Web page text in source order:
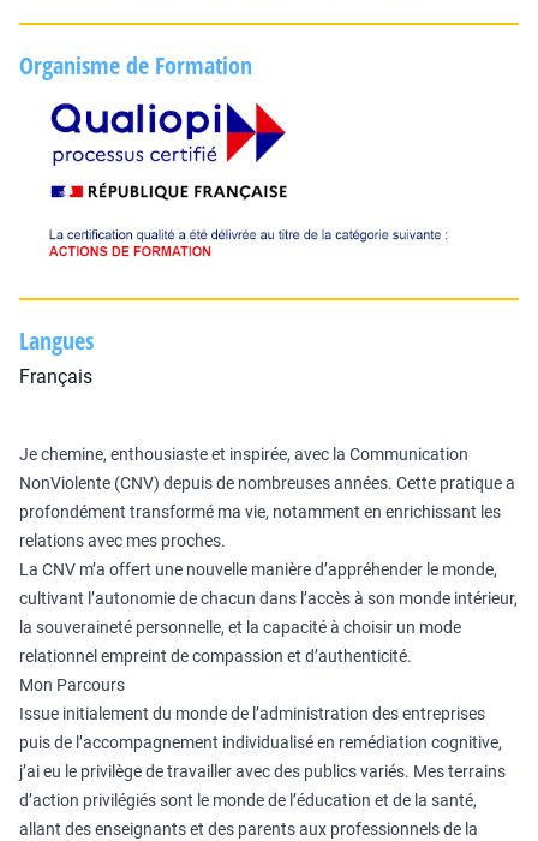
Organisme de Formation
Langues
Français
Je chemine, enthousiaste et inspirée, avec la Communication
NonViolente (CNV) depuis de nombreuses années. Cette pratique a
profondément transformé ma vie, notamment en enrichissant les
relations avec mes proches.
La CNV m’a offert une nouvelle manière d’appréhender le monde,
cultivant l’autonomie de chacun dans l’accès à son monde intérieur,
la souveraineté personnelle, et la capacité à choisir un mode
relationnel empreint de compassion et d’authenticité.
Mon Parcours
Issue initialement du monde de l’administration des entreprises
puis de l’accompagnement individualisé en remédiation cognitive,
j’ai eu le privilège de travailler avec des publics variés. Mes terrains
d’action privilégiés sont le monde de l’éducation et de la santé,
allant des enseignants et des parents aux professionnels de la